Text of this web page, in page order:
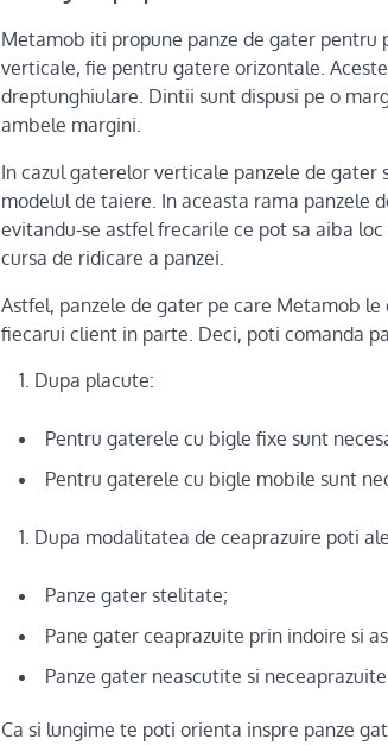
Metamob iti propune panze de gater
verticale, fie pentru gatere orizontale.
dreptunghiulare. Dintii sunt dispusi pe o
ambele margini.
In cazul gaterelor verticale panzele de
modelul de taiere. In aceasta rama panzele
evitandu-se astfel frecarile ce pot sa aiba
cursa de ridicare a panzei.
Astfel, panzele de gater pe care Metamob
fiecarui client in parte. Deci, poti comanda
Dupa placute:
Pentru gaterele cu bigle fixe sunt
Pentru gaterele cu bigle mobile sunt
Dupa modalitatea de ceaprazuire poti
Panze gater stelitate;
Pane gater ceaprazuite prin indoire si
Panze gater neascutite si
Ca si lungime te poti orienta inspre panze